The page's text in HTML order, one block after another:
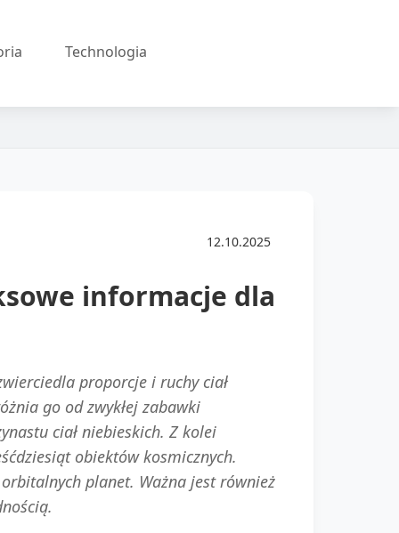
Technologia
12.10.2025
informacje dla
proporcje i ruchy ciał
go od zwykłej zabawki
ciał niebieskich. Z kolei
obiektów kosmicznych.
planet. Ważna jest również